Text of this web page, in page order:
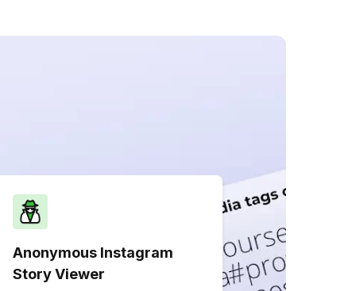
Anonymous Instagram
Story Viewer